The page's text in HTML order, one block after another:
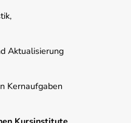
Aktualisierung
Kernaufgaben